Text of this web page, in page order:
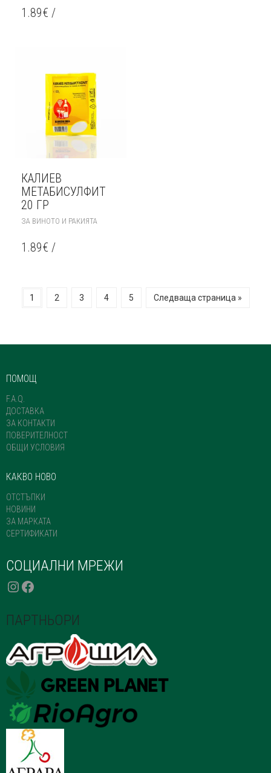
1.89€ /
КАЛИЕВ
МЕТАБИСУЛФИТ
20 ГР
ЗА ВИНОТО И РАКИЯТА
1.89€ /
1 2 3 4 5 Следваща страница »
ПОМОЩ
F.A.Q.
ДОСТАВКА
ЗА КОНТАКТИ
ПОВЕРИТЕЛНОСТ
ОБЩИ УСЛОВИЯ
КАКВО НОВО
ОТСТЪПКИ
НОВИНИ
ЗА МАРКАТА
СЕРТИФИКАТИ
СОЦИАЛНИ МРЕЖИ
INSTAGRAM
FACEBOOK
ПАРТНЬОРИ